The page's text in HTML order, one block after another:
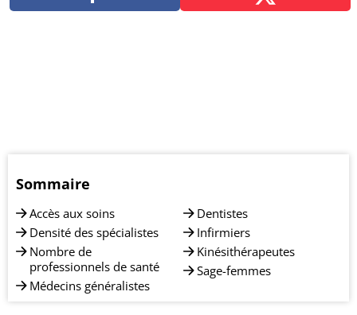
Sommaire
Accès aux soins
Densité des spécialistes
Nombre de
professionnels de santé
Médecins généralistes
Dentistes
Infirmiers
Kinésithérapeutes
Sage-femmes